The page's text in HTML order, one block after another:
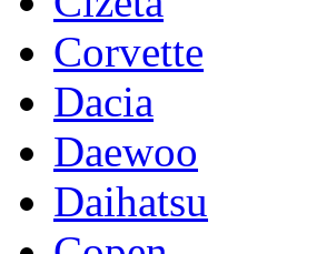
Corvette
Dacia
Daewoo
Daihatsu